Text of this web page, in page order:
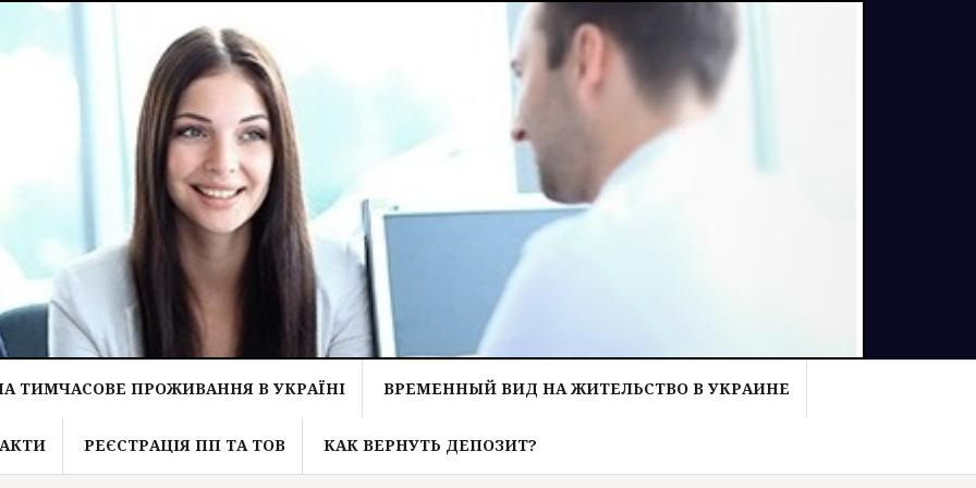
ТИМЧАСОВЕ ПРОЖИВАННЯ В УКРАЇНІ ВРЕМЕННЫЙ ВИД НА ЖИТЕЛЬСТВО В УКРАИНЕ
РЕЄСТРАЦІЯ ПП ТА ТОВ КАК ВЕРНУТЬ ДЕПОЗИТ?